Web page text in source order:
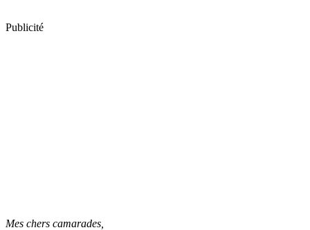
Publicité
Mes chers camarades,